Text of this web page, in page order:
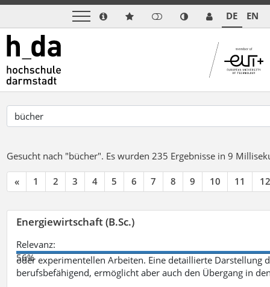
DE EN
Gesucht nach "bücher". Es wurden 235 Ergebnisse in 9
« 1 2 3 4 5 6 7 8 9 10 11 12
Energiewirtschaft (B.Sc.)
Relevanz:
56%
oder experimentellen Arbeiten. Eine detaillierte Darstellung
berufsbefähigend, ermöglicht aber auch den Übergang in